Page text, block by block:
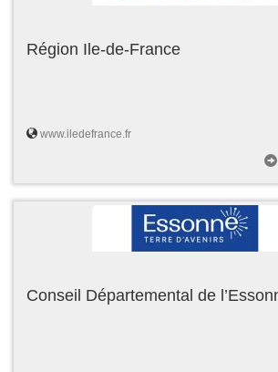
Région Ile-de-France
www.iledefrance.fr
Conseil Départemental de